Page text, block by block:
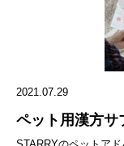
からの準備を心がけましょう ご紹介した商品は全て
アイテムです。災害
生活がより豊かにな
ね。気になる商品が
ではしゃぎ、挙げ句
が）楽しんでいました。 「寒い」「冷たい」冬の海のイメー
犬を飼ってから変わ
める楽しい場所にな
2021.07.29
ペット用漢方サ